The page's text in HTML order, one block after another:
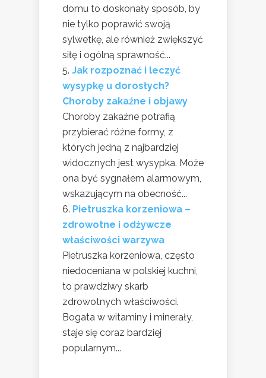
domu to doskonały sposób, by
nie tylko poprawić swoją
sylwetkę, ale również zwiększyć
siłę i ogólną sprawność...
Jak rozpoznać i leczyć
wysypkę u dorosłych?
Choroby zakaźne i objawy
Choroby zakaźne potrafią
przybierać różne formy, z
których jedną z najbardziej
widocznych jest wysypka. Może
ona być sygnałem alarmowym,
wskazującym na obecność...
Pietruszka korzeniowa –
zdrowotne i odżywcze
właściwości warzywa
Pietruszka korzeniowa, często
niedoceniana w polskiej kuchni,
to prawdziwy skarb
zdrowotnych właściwości.
Bogata w witaminy i minerały,
staje się coraz bardziej
popularnym...